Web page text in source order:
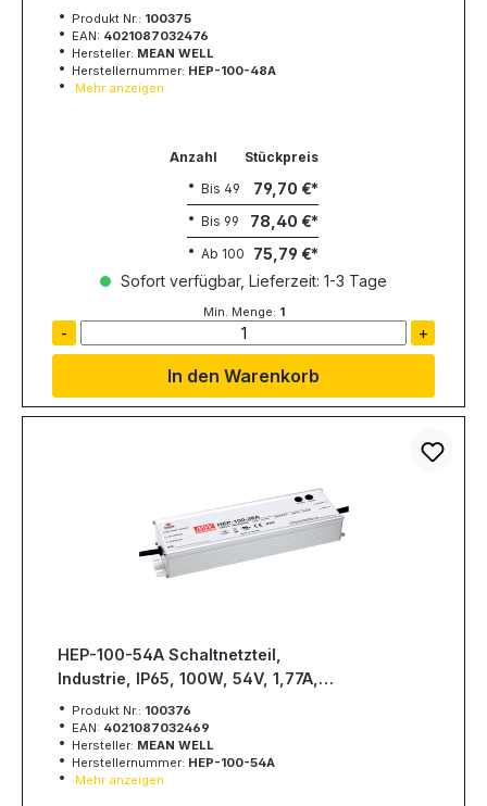
WELL
Produkt Nr.: 100375
EAN: 4021087032476
Hersteller: MEAN WELL
Herstellernummer: HEP-100-48A
Mehr anzeigen
Anzahl
Stückpreis
Bis 49 79,70 €
Bis 99 78,40 €
Ab 100
75,79 €
Sofort verfügbar, Lieferzeit: 1-3 Tage
Min. Menge: 1
- +
In den Warenkorb
HEP-100-54A Schaltnetzteil,
Industrie, IP65, 100W, 54V, 1,77A,
MEAN WELL
Produkt Nr.: 100376
EAN: 4021087032469
Hersteller: MEAN WELL
Herstellernummer: HEP-100-54A
Mehr anzeigen